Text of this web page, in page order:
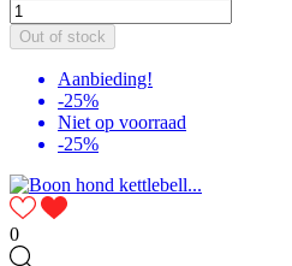
Out of stock
Aanbieding!
-25%
Niet op voorraad
-25%
0